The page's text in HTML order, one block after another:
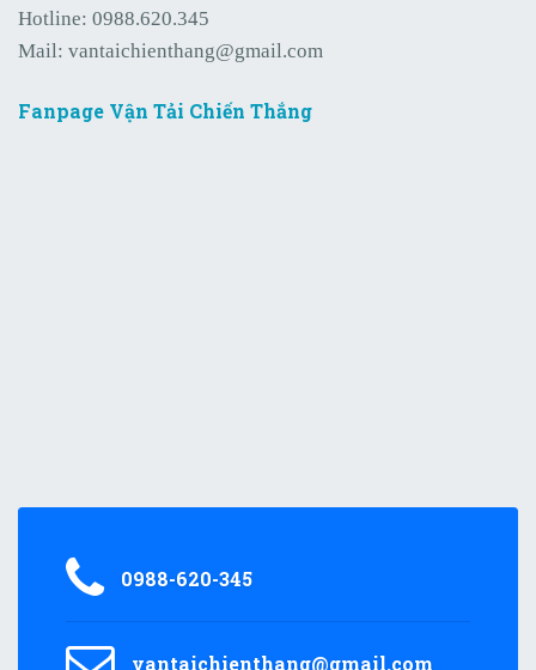
Hotline: 0988.620.345
Mail: vantaichienthang@gmail.com
Fanpage Vận Tải Chiến Thắng
0988-620-345
vantaichienthang@gmail.com